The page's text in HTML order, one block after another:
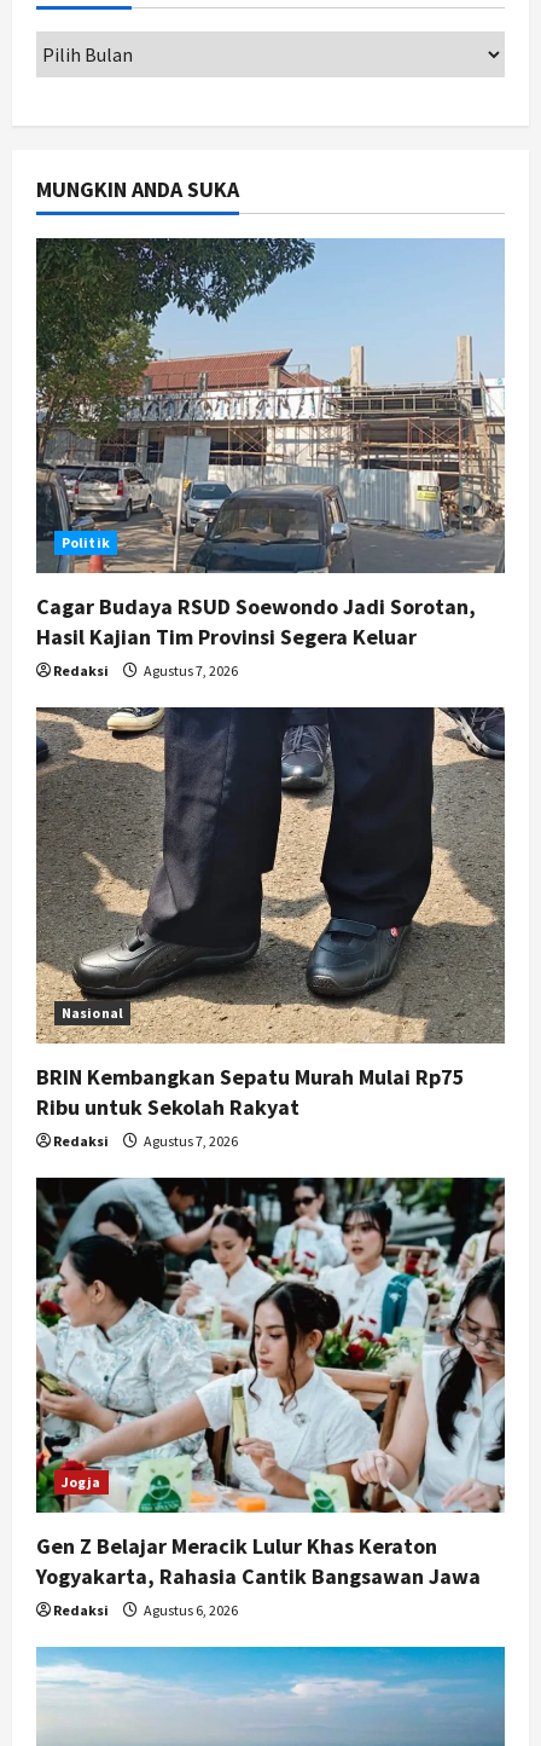
3
Gen Z Belajar Meracik Lulur Khas
Cantik Bangsawan Jawa
Agustus 6, 2026
4
Jogja
Jasa Marga Pastikan Pembangunan
Tol Jogja-Solo Segera Rampung,
Agustus 6, 2026
5
Politik
Karwito Komitmen Perbaikan Jalan
Desa Sidomukti dengan Cor Beton
Bertahap
Agustus 6, 2026
MUNGKIN ANDA SUKA
Politik
Cagar Budaya RSUD Soewondo Jadi Sorotan,
Hasil Kajian Tim Provinsi Segera Keluar
Redaksi Agustus 7, 2026
Nasional
BRIN Kembangkan Sepatu Murah Mulai Rp75
Ribu untuk Sekolah Rakyat
Redaksi Agustus 7, 2026
Jogja
Gen Z Belajar Meracik Lulur Khas Keraton
Yogyakarta, Rahasia Cantik Bangsawan Jawa
Redaksi Agustus 6, 2026